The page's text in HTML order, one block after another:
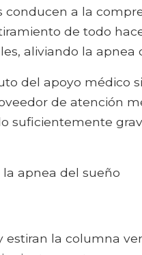
a la
de todo
aliviando la apnea
del apoyo médico
de atención
suficientemente
apnea del sueño
estiran la columna